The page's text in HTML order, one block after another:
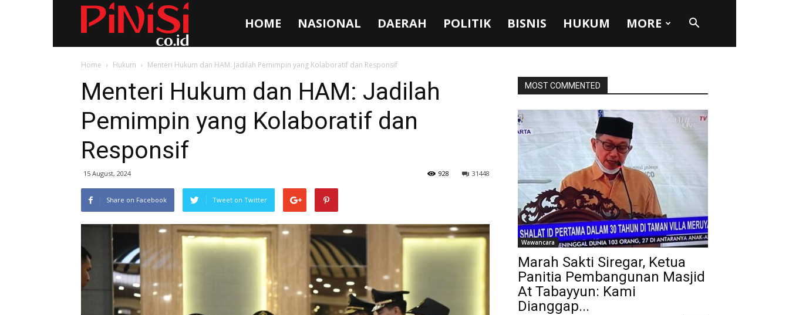
HOME NASIONAL DAERAH POLITIK BISNIS HUKUM MORE
Home Hukum Menteri Hukum dan HAM: Jadilah Pemimpin yang Kolaboratif dan Responsif
Menteri Hukum dan HAM: Jadilah
Pemimpin yang Kolaboratif dan
Responsif
15 August, 2024 31448
928
Share on Facebook Tweet on Twitter
MOST COMMENTED
Wawancara
Marah Sakti Siregar, Ketua
Panitia Pembangunan Masjid
At Tabayyun: Kami
Dianggap...